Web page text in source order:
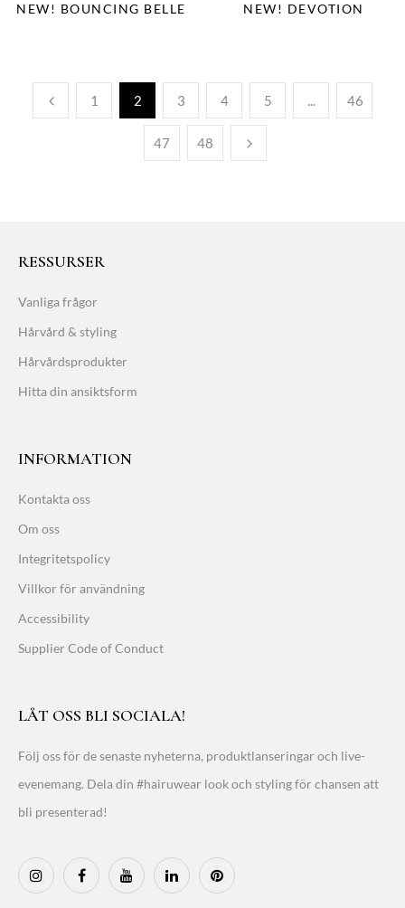
NEW! BOUNCING BELLE NEW! DEVOTION
1 2 3 4 5 ... 46
47 48
RESSURSER
Vanliga frågor
Hårvård & styling
Hårvårdsprodukter
Hitta din ansiktsform
INFORMATION
Kontakta oss
Om oss
Integritetspolicy
Villkor för användning
Accessibility
Supplier Code of Conduct
LÅT OSS BLI SOCIALA!
Följ oss för de senaste nyheterna, produktlanseringar och live-
evenemang. Dela din #hairuwear look och styling för chansen att
bli presenterad!